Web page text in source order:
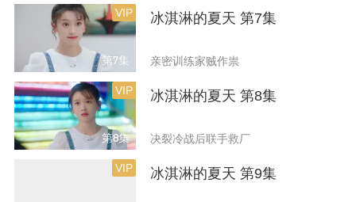
第7集
VIP 冰淇淋的夏天 第7集
亲密训练家贼作祟
第8集
VIP 冰淇淋的夏天 第8集
决裂冷战后联手救厂
VIP 冰淇淋的夏天 第9集